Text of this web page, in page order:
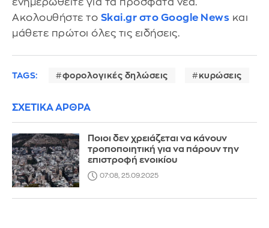
Ακολουθήστε το Skai.gr στο Google News και
μάθετε πρώτοι όλες τις ειδήσεις.
TAGS: φορολογικές δηλώσεις κυρώσεις
ΣΧΕΤΙΚΑ ΑΡΘΡΑ
Ποιοι δεν χρειάζεται να κάνουν
τροποποιητική για να πάρουν την
επιστροφή ενοικίου
07:08, 25.09.2025